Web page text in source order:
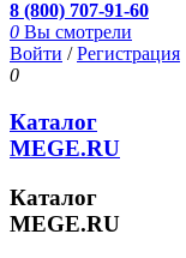
8 (800) 707-91-60
0 Вы смотрели
Войти /Регистрация
0
Каталог
MEGE.RU
Каталог
MEGE.RU